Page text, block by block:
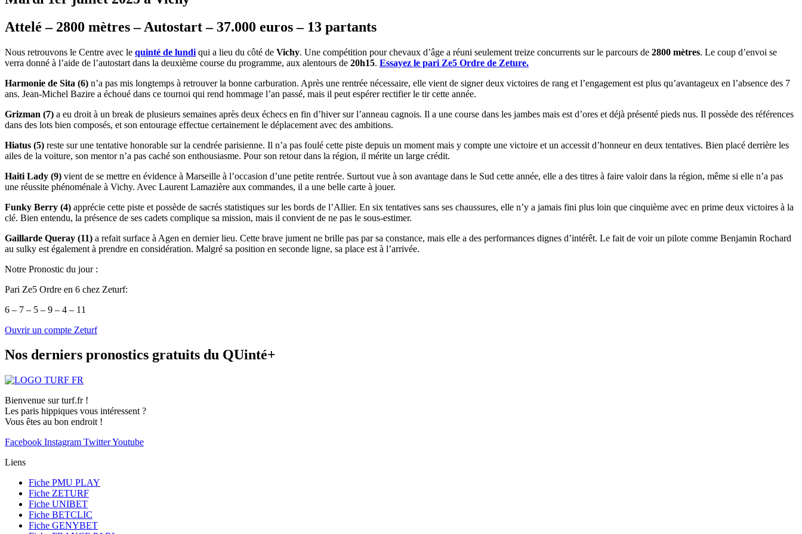
Attelé – 2800 mètres – Autostart – 37.000 euros – 13 partants
Nous retrouvons le Centre avec le quinté de lundi qui a lieu du côté de Vichy. Une compétition pour chevaux d’âge a réuni seulement treize concurrents sur le parcours de 2800 mètres. Le coup d’envoi se
verra donné à l’aide de l’autostart dans la deuxième course du programme, aux alentours de 20h15. Essayez le pari Ze5 Ordre de Zeture.
Harmonie de Sita (6) n’a pas mis longtemps à retrouver la bonne carburation. Après une rentrée nécessaire, elle vient de signer deux victoires de rang et l’engagement est plus qu’avantageux en l’absence des 7
ans. Jean-Michel Bazire a échoué dans ce tournoi qui rend hommage l’an passé, mais il peut espérer rectifier le tir cette année.
Grizman (7) a eu droit à un break de plusieurs semaines après deux échecs en fin d’hiver sur l’anneau cagnois. Il a une course dans les jambes mais est d’ores et déjà présenté pieds nus. Il possède des références
dans des lots bien composés, et son entourage effectue certainement le déplacement avec des ambitions.
Hiatus (5) reste sur une tentative honorable sur la cendrée parisienne. Il n’a pas foulé cette piste depuis un moment mais y compte une victoire et un accessit d’honneur en deux tentatives. Bien placé derrière les
ailes de la voiture, son mentor n’a pas caché son enthousiasme. Pour son retour dans la région, il mérite un large crédit.
Haiti Lady (9) vient de se mettre en évidence à Marseille à l’occasion d’une petite rentrée. Surtout vue à son avantage dans le Sud cette année, elle a des titres à faire valoir dans la région, même si elle n’a pas
une réussite phénoménale à Vichy. Avec Laurent Lamazière aux commandes, il a une belle carte à jouer.
Funky Berry (4) apprécie cette piste et possède de sacrés statistiques sur les bords de l’Allier. En six tentatives sans ses chaussures, elle n’y a jamais fini plus loin que cinquième avec en prime deux victoires à la
clé. Bien entendu, la présence de ses cadets complique sa mission, mais il convient de ne pas le sous-estimer.
Gaillarde Queray (11) a refait surface à Agen en dernier lieu. Cette brave jument ne brille pas par sa constance, mais elle a des performances dignes d’intérêt. Le fait de voir un pilote comme Benjamin Rochard
au sulky est également à prendre en considération. Malgré sa position en seconde ligne, sa place est à l’arrivée.
Notre Pronostic du jour :
Pari Ze5 Ordre en 6 chez Zeturf:
6 – 7 – 5 – 9 – 4 – 11
Ouvrir un compte Zeturf
Nos derniers pronostics gratuits du QUinté+
Bienvenue sur turf.fr !
Les paris hippiques vous intéressent ?
Vous êtes au bon endroit !
Facebook Instagram TwitterYoutube
Liens
Fiche PMU PLAY
Fiche ZETURF
Fiche UNIBET
Fiche BETCLIC
Fiche GENYBET